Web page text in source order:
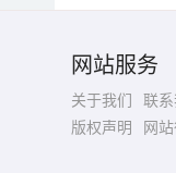
网站服务
关于我们 联系
版权声明
网